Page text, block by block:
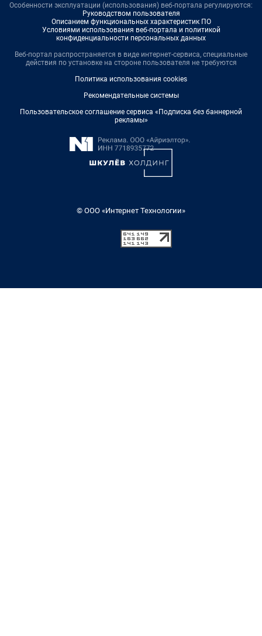
Особенности эксплуатации (использования) веб-портала регулируются:
Руководством пользователя
Описанием функциональных характеристик ПО
Условиями использования веб-портала и политикой
конфиденциальности персональных данных
Веб-портал распространяется в виде интернет-сервиса, специальные
действия по установке на стороне пользователя не требуются
Политика использования cookies
Рекомендательные системы
Пользовательское соглашение сервиса «Подписка без баннерной
рекламы»
© ООО «Интернет Технологии»